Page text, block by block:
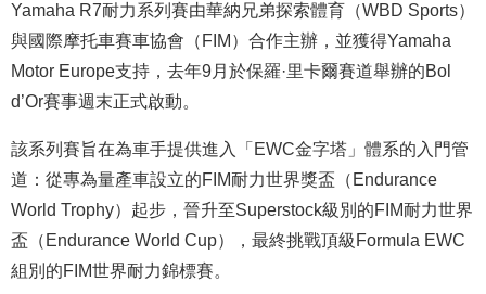
Yamaha R7耐力系列賽由華納兄弟探索體育（WBD Sports）
與國際摩托車賽車協會（FIM）合作主辦，並獲得Yamaha
Motor Europe支持，去年9月於保羅·里卡爾賽道舉辦的Bol
d’Or賽事週末正式啟動。
該系列賽旨在為車手提供進入「EWC金字塔」體系的入門管
道：從專為量產車設立的FIM耐力世界獎盃（Endurance
World Trophy）起步，晉升至Superstock級別的FIM耐力世界
盃（Endurance World Cup），最終挑戰頂級Formula EWC
組別的FIM世界耐力錦標賽。